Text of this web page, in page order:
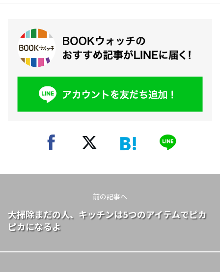
前の記事へ
大掃除まだの人、キッチンは5つのアイテムでピカ
ピカになるよ